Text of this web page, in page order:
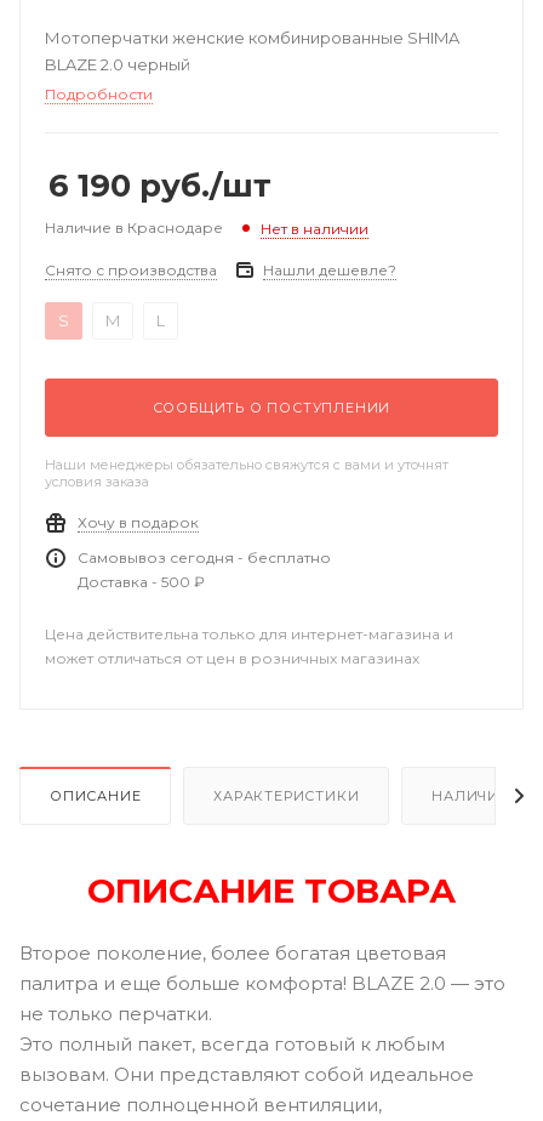
Мотоперчатки женские комбинированные SHIMA
BLAZE 2.0 черный
Подробности
6 190 руб./шт
Наличие в Краснодаре Нет в наличии
Снято с производства Нашли дешевле?
S M L
СООБЩИТЬ О ПОСТУПЛЕНИИ
Наши менеджеры обязательно свяжутся с вами и уточнят
условия заказа
Хочу в подарок
Самовывоз сегодня - бесплатно
Доставка - 500 ₽
Цена действительна только для интернет-магазина и
может отличаться от цен в розничных магазинах
ОПИСАНИЕ ХАРАКТЕРИСТИКИ НАЛИЧИЕ В
ОПИСАНИЕ ТОВАРА
Второе поколение, более богатая цветовая
палитра и еще больше комфорта! BLAZE 2.0 — это
не только перчатки.
Это полный пакет, всегда готовый к любым
вызовам. Они представляют собой идеальное
сочетание полноценной вентиляции,